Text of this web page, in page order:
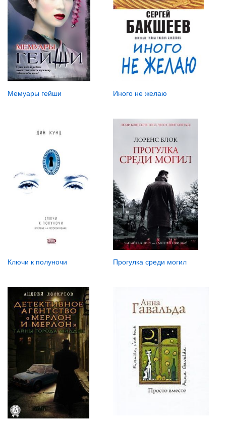
Мемуары гейши Иного не желаю
Ключи к полуночи Прогулка среди могил